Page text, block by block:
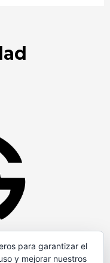
para garantizar el
y mejorar nuestros